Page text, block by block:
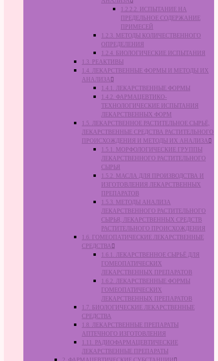
1.2.2.2. ИСПЫТАНИЕ НА
ПРЕДЕЛЬНОЕ СОДЕРЖАНИЕ
ПРИМЕСЕЙ
1.2.3. МЕТОДЫ КОЛИЧЕСТВЕННОГО
ОПРЕДЕЛЕНИЯ
1.2.4. БИОЛОГИЧЕСКИЕ ИСПЫТАНИЯ
1.3. РЕАКТИВЫ
1.4. ЛЕКАРСТВЕННЫЕ ФОРМЫ И МЕТОДЫ ИХ
АНАЛИЗА
1.4.1. ЛЕКАРСТВЕННЫЕ ФОРМЫ
1.4.2. ФАРМАЦЕВТИКО-
ТЕХНОЛОГИЧЕСКИЕ ИСПЫТАНИЯ
ЛЕКАРСТВЕННЫХ ФОРМ
1.5. ЛЕКАРСТВЕННОЕ РАСТИТЕЛЬНОЕ СЫРЬЁ,
ЛЕКАРСТВЕННЫЕ СРЕДСТВА РАСТИТЕЛЬНОГО
ПРОИСХОЖДЕНИЯ И МЕТОДЫ ИХ АНАЛИЗА
1.5.1. МОРФОЛОГИЧЕСКИЕ ГРУППЫ
ЛЕКАРСТВЕННОГО РАСТИТЕЛЬНОГО
СЫРЬЯ
1.5.2. МАСЛА ДЛЯ ПРОИЗВОДСТВА И
ИЗГОТОВЛЕНИЯ ЛЕКАРСТВЕННЫХ
ПРЕПАРАТОВ
1.5.3. МЕТОДЫ АНАЛИЗА
ЛЕКАРСТВЕННОГО РАСТИТЕЛЬНОГО
СЫРЬЯ, ЛЕКАРСТВЕННЫХ СРЕДСТВ
РАСТИТЕЛЬНОГО ПРОИСХОЖДЕНИЯ
1.6. ГОМЕОПАТИЧЕСКИЕ ЛЕКАРСТВЕННЫЕ
СРЕДСТВА
1.6.1. ЛЕКАРСТВЕННОЕ СЫРЬЁ ДЛЯ
ГОМЕОПАТИЧЕСКИХ
ЛЕКАРСТВЕННЫХ ПРЕПАРАТОВ
1.6.2. ЛЕКАРСТВЕННЫЕ ФОРМЫ
ГОМЕОПАТИЧЕСКИХ
ЛЕКАРСТВЕННЫХ ПРЕПАРАТОВ
1.7. БИОЛОГИЧЕСКИЕ ЛЕКАРСТВЕННЫЕ
СРЕДСТВА
1.8. ЛЕКАРСТВЕННЫЕ ПРЕПАРАТЫ
АПТЕЧНОГО ИЗГОТОВЛЕНИЯ
1.11. РАДИОФАРМАЦЕВТИЧЕСКИЕ
ЛЕКАРСТВЕННЫЕ ПРЕПАРАТЫ